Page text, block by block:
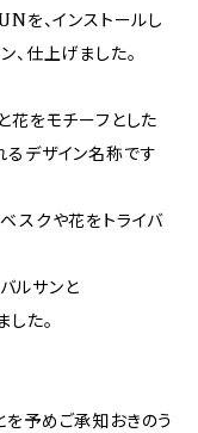
、インストールし
、仕上げました。
花をモチーフとした
デザイン名称です
スクや花をトライバ
ルサンと
た。
予めご承知おきのう